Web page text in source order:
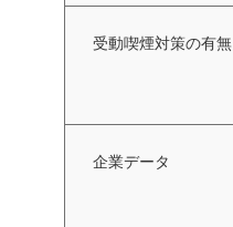
受動喫煙対策の有無
企業データ